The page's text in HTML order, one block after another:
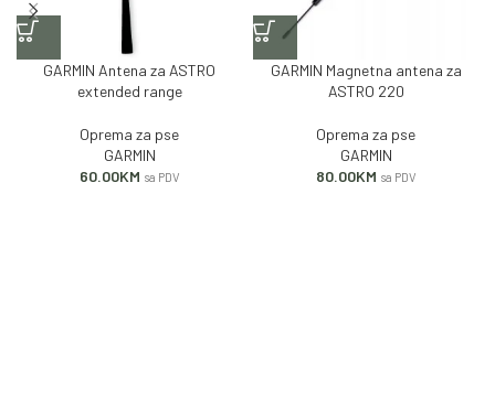
GARMIN Antena za ASTRO
extended range
Oprema za pse
GARMIN
60.00KM sa PDV
GARMIN Magnetna antena za
ASTRO 220
Oprema za pse
GARMIN
80.00KM sa PDV